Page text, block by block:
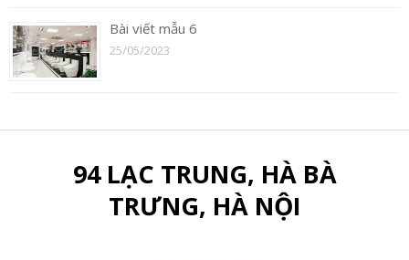
Bài viết mẫu 6
25/05/2023
94 LẠC TRUNG, HÀ BÀ
TRƯNG, HÀ NỘI